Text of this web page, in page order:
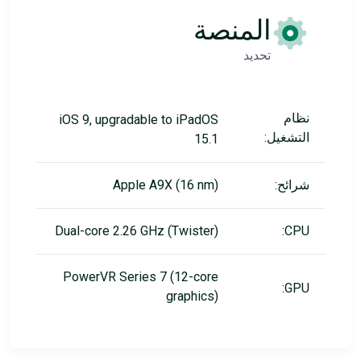
المنصة
تحديد
نظام
التشغيل:
iOS 9, upgradable to iPadOS
15.1
شرائح: Apple A9X (16 nm)
CPU:
Dual-core 2.26 GHz (Twister)
GPU:
PowerVR Series 7 (12-core
graphics)